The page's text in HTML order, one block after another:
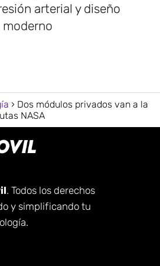
arterial y diseño
moderno
Dos módulos privados van a la
NASA
. Todos los derechos
y simplificando tu